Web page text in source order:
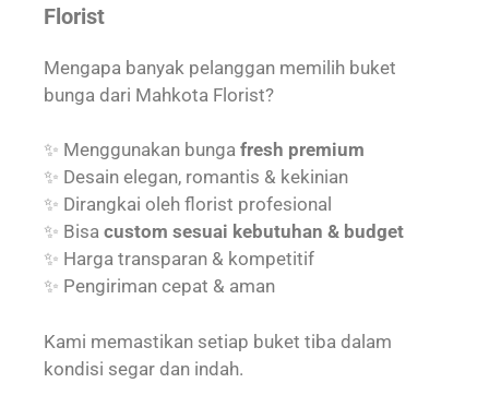
Florist
Mengapa banyak pelanggan memilih buket
bunga dari Mahkota Florist?
✨ Menggunakan bunga fresh premium
✨ Desain elegan, romantis & kekinian
✨ Dirangkai oleh florist profesional
✨ Bisa custom sesuai kebutuhan & budget
✨ Harga transparan & kompetitif
✨ Pengiriman cepat & aman
Kami memastikan setiap buket tiba dalam
kondisi segar dan indah.